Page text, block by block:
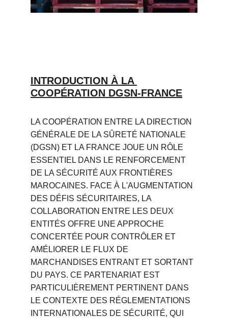
INTRODUCTION À LA
COOPÉRATION DGSN-FRANCE
LA COOPÉRATION ENTRE LA DIRECTION
GÉNÉRALE DE LA SÛRETÉ NATIONALE
(DGSN) ET LA FRANCE JOUE UN RÔLE
ESSENTIEL DANS LE RENFORCEMENT
DE LA SÉCURITÉ AUX FRONTIÈRES
MAROCAINES. FACE À L'AUGMENTATION
DES DÉFIS SÉCURITAIRES, LA
COLLABORATION ENTRE LES DEUX
ENTITÉS OFFRE UNE APPROCHE
CONCERTÉE POUR CONTRÔLER ET
AMÉLIORER LE FLUX DE
MARCHANDISES ENTRANT ET SORTANT
DU PAYS. CE PARTENARIAT EST
PARTICULIÈREMENT PERTINENT DANS
LE CONTEXTE DES RÉGLEMENTATIONS
INTERNATIONALES DE SÉCURITÉ, QUI